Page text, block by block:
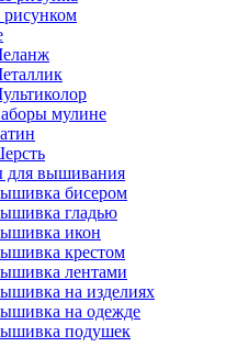
мулине
для вышивания
бисером
гладью
икон
крестом
лентами
на изделиях
на одежде
подушек